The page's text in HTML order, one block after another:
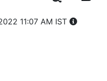
11:07 AM IST